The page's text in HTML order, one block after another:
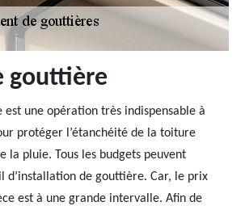
gouttière
est une opération très indispensable à
protéger l’étanchéité de la toiture
la pluie. Tous les budgets peuvent
d’installation de gouttière. Car, le prix
est à une grande intervalle. Afin de